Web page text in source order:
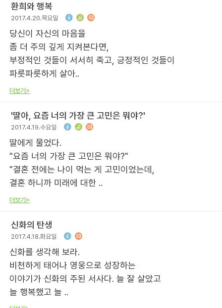
환희와 행복
2017.4.20.목요일
당신이 자신의 마음을
좀 더 주의 깊게 지켜본다면,
부정적인 것들이 서서히 죽고, 긍정적인 것들이
파릇파릇하게 살아..
더보기>
'딸아, 요즘 너의 가장 큰 고민은 뭐야?'
2017.4.19.수요일
딸에게 물었다.
"요즘 너의 가장 큰 고민은 뭐야?"
"결혼 전에는 나이 먹는 게 고민이었는데,
결혼 하니까 미래에 대한 ..
더보기>
신화의 탄생
2017.4.18.화요일
신화를 생각해 보라.
비천하게 태어나 영웅으로 성장하는
이야기가 신화의 주된 서사다. 늘 잘 살았고
늘 행복했고 늘 ..